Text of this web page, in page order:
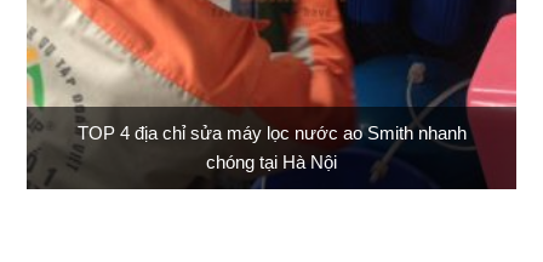
TOP 4 địa chỉ sửa máy lọc nước ao Smith nhanh
chóng tại Hà Nội